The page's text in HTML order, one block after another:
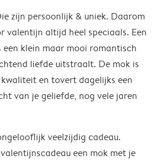
zijn persoonlijk & uniek. Daarom
valentijn altijd heel speciaals. Een
klein maar mooi romantisch
liefde uitstraalt. De mok is
en tovert dagelijks een
van je geliefde, nog vele jaren
veelzijdig cadeau.
een mok met je